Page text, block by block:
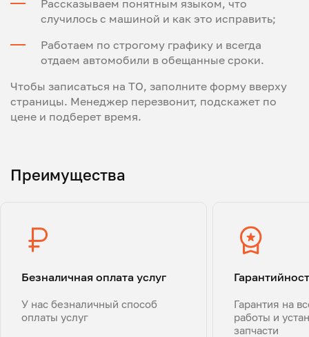
Рассказываем понятным языком, что
случилось с машиной и как это исправить;
Работаем по строгому графику и всегда
отдаем автомобили в обещанные сроки.
Чтобы записаться на ТО, заполните форму вверху
страницы. Менеджер перезвонит, подскажет по
цене и подберет время.
Преимущества
Безналичная оплата услуг
У нас безналичный способ
оплаты услуг
Гарантия на
работы и
запчасти